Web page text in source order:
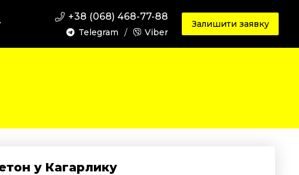
+38 (068) 468-77-88
Telegram / Viber
Залишити заявку
у Кагарлику